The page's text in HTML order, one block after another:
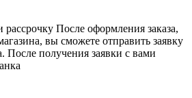
рассрочку После оформления заказа,
вы сможете отправить заявку
После получения заявки с вами